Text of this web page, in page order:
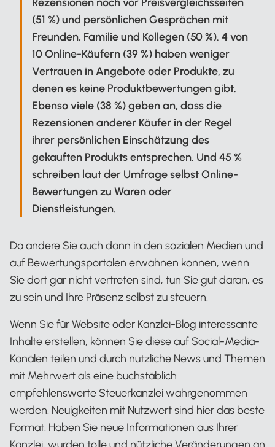
(51 %) und persönlichen Gesprächen mit
Freunden, Familie und Kollegen (50 %). 4 von
10 Online-Käufern (39 %) haben weniger
Vertrauen in Angebote oder Produkte, zu
denen es keine Produktbewertungen gibt.
Ebenso viele (38 %) geben an, dass die
Rezensionen anderer Käufer in der Regel
ihrer persönlichen Einschätzung des
gekauften Produkts entsprechen. Und 45 %
schreiben laut der Umfrage selbst Online-
Bewertungen zu Waren oder
Dienstleistungen.
Da andere Sie auch dann in den sozialen Medien und
auf Bewertungsportalen erwähnen können, wenn
Sie dort gar nicht vertreten sind, tun Sie gut daran, es
zu sein und Ihre Präsenz selbst zu steuern.
Wenn Sie für Website oder Kanzlei-Blog interessante
Inhalte erstellen, können Sie diese auf Social-Media-
Kanälen teilen und durch nützliche News und Themen
mit Mehrwert als eine buchstäblich
empfehlenswerte Steuerkanzlei wahrgenommen
werden. Neuigkeiten mit Nutzwert sind hier das beste
Format. Haben Sie neue Informationen aus Ihrer
Kanzlei, wurden tolle und nützliche Veränderungen an